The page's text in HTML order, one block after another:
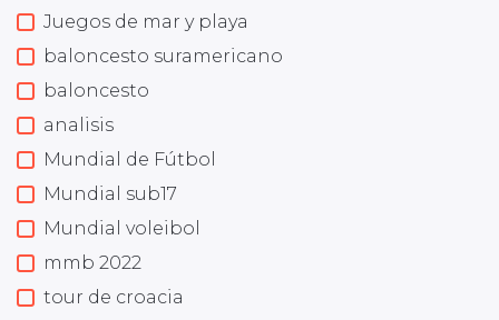
Juegos de mar y playa
baloncesto suramericano
baloncesto
analisis
Mundial de Fútbol
Mundial sub17
Mundial voleibol
mmb 2022
tour de croacia